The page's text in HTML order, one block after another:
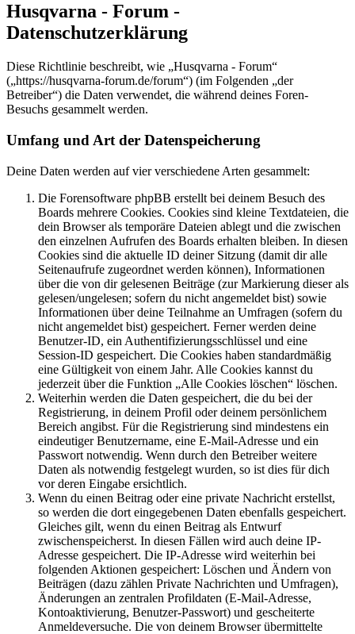
Husqvarna - Forum -
Datenschutzerklärung
Diese Richtlinie beschreibt, wie „Husqvarna - Forum“
(„https://husqvarna-forum.de/forum“) (im Folgenden „der
Betreiber“) die Daten verwendet, die während deines Foren-
Besuchs gesammelt werden.
Umfang und Art der Datenspeicherung
Deine Daten werden auf vier verschiedene Arten gesammelt:
Die Forensoftware phpBB erstellt bei deinem Besuch des
Boards mehrere Cookies. Cookies sind kleine Textdateien, die
dein Browser als temporäre Dateien ablegt und die zwischen
den einzelnen Aufrufen des Boards erhalten bleiben. In diesen
Cookies sind die aktuelle ID deiner Sitzung (damit dir alle
Seitenaufrufe zugeordnet werden können), Informationen
über die von dir gelesenen Beiträge (zur Markierung dieser als
gelesen/ungelesen; sofern du nicht angemeldet bist) sowie
Informationen über deine Teilnahme an Umfragen (sofern du
nicht angemeldet bist) gespeichert. Ferner werden deine
Benutzer-ID, ein Authentifizierungsschlüssel und eine
Session-ID gespeichert. Die Cookies haben standardmäßig
eine Gültigkeit von einem Jahr. Alle Cookies kannst du
jederzeit über die Funktion „Alle Cookies löschen“ löschen.
Weiterhin werden die Daten gespeichert, die du bei der
Registrierung, in deinem Profil oder deinem persönlichem
Bereich angibst. Für die Registrierung sind mindestens ein
eindeutiger Benutzername, eine E-Mail-Adresse und ein
Passwort notwendig. Wenn durch den Betreiber weitere
Daten als notwendig festgelegt wurden, so ist dies für dich
vor deren Eingabe ersichtlich.
Wenn du einen Beitrag oder eine private Nachricht erstellst,
so werden die dort eingegebenen Daten ebenfalls gespeichert.
Gleiches gilt, wenn du einen Beitrag als Entwurf
zwischenspeicherst. In diesen Fällen wird auch deine IP-
Adresse gespeichert. Die IP-Adresse wird weiterhin bei
folgenden Aktionen gespeichert: Löschen und Ändern von
Beiträgen (dazu zählen Private Nachrichten und Umfragen),
Änderungen an zentralen Profildaten (E-Mail-Adresse,
Kontoaktivierung, Benutzer-Passwort) und gescheiterte
Anmeldeversuche. Die von deinem Browser übermittelte